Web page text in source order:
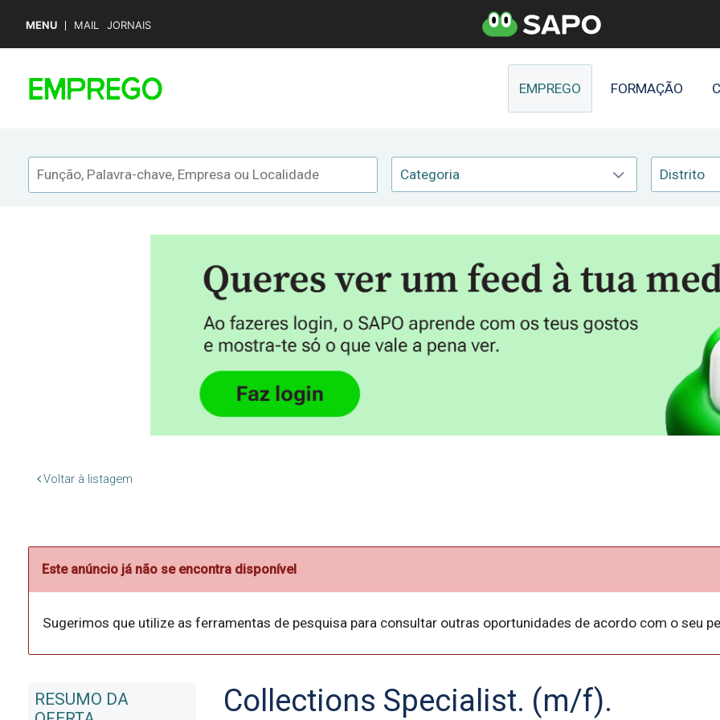
MENU MAIL JORNAIS
EMPREGO FORMAÇÃO
Categoria Distrito
Voltar à listagem
Este anúncio já não se encontra disponível
Sugerimos que utilize as ferramentas de pesquisa para consultar outras oportunidades de acordo com o seu
RESUMO DA
Collections Specialist. (m/f).